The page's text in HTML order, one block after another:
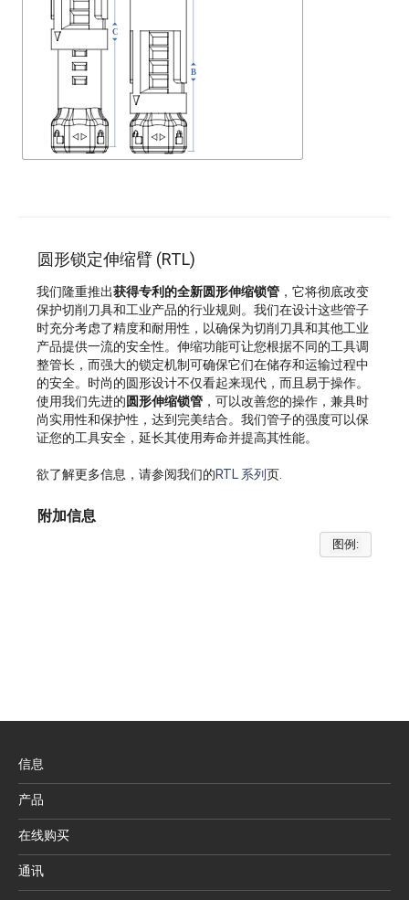
圆形锁定伸缩臂 (RTL)
我们隆重推出获得专利的全新圆形伸缩锁管 ，它将彻底改变
保护切削刀具和工业产品的行业规则。我们在设计这些管子
时充分考虑了精度和耐用性，以确保为切削刀具和其他工业
产品提供一流的安全性。伸缩功能可让您根据不同的工具调
整管长，而强大的锁定机制可确保它们在储存和运输过程中
的安全。时尚的圆形设计不仅看起来现代，而且易于操作。
使用我们先进的圆形伸缩锁管 ，可以改善您的操作，兼具时
尚实用性和保护性，达到完美结合。我们管子的强度可以保
证您的工具安全，延长其使用寿命并提高其性能。
欲了解更多信息，请参阅我们的RTL 系列页.
附加信息
图例:
信息
产品
在线购买
通讯